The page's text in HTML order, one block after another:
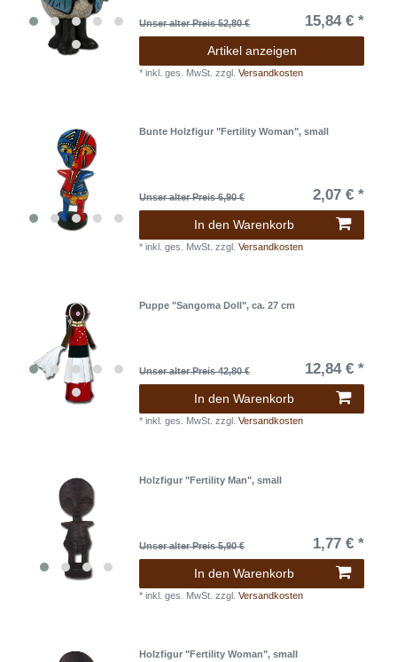
Unser alter Preis 52,80 € 15,84 € *
Artikel anzeigen
*inkl. ges. MwSt. zzgl.Versandkosten
Bunte Holzfigur "Fertility Woman", small
Unser alter Preis 6,90 € 2,07 € *
In den Warenkorb
*inkl. ges. MwSt. zzgl.Versandkosten
Puppe "Sangoma Doll", ca. 27 cm
Unser alter Preis 42,80 € 12,84 € *
In den Warenkorb
*inkl. ges. MwSt. zzgl.Versandkosten
Holzfigur "Fertility Man", small
Unser alter Preis 5,90 € 1,77 € *
In den Warenkorb
*inkl. ges. MwSt. zzgl.Versandkosten
Holzfigur "Fertility Woman", small